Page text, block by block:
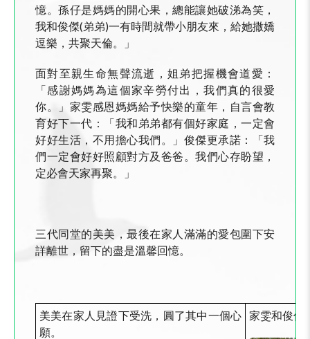
憶。孫仔是媽媽的開心果，總能讓她破涕為笑，
我和俊傑(弟弟)一有時間就帶小朋友來，給她撒嬌
逗樂，共聚天倫。」
面對至親生命無聲流逝，姐弟把握機會道愛：
「感謝媽媽為這個家辛勞付出，我們真的很愛
你。」家雯感恩媽媽給予快樂的童年，自言會教
育好下一代：「我和弟弟都有個好家庭，一定會
好好生活，不用擔心我們。」俊傑更承諾：「我
們一定會好好照顧對方及爸爸。我們心存盼望，
定必會天家再聚。」
三代同堂的美美，最後在家人滿滿的愛包圍下安
詳離世，留下的盡是溫馨回憶。
美美在家人見證下受洗，圓了其中一個心
願。
家雯和俊傑